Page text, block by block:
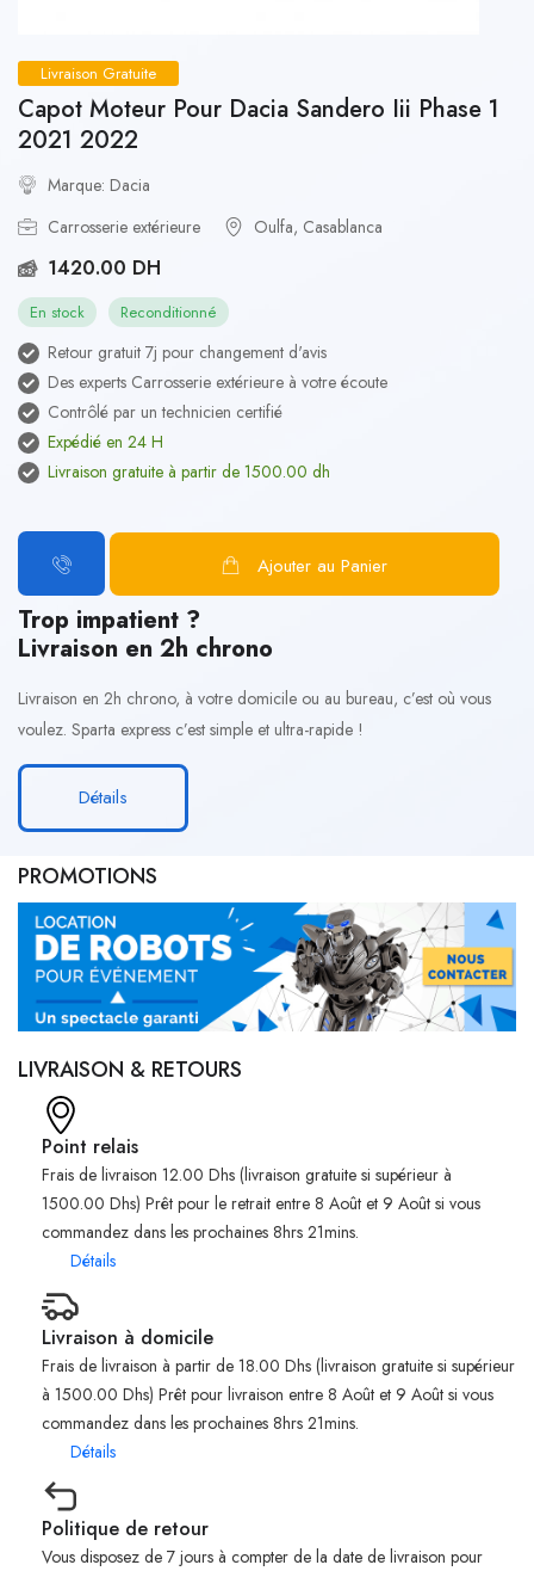
Livraison Gratuite
Capot Moteur Pour Dacia Sandero Iii Phase 1
2021 2022
Marque: Dacia
Carrosserie extérieure
Oulfa, Casablanca
1420.00 DH
En stock Reconditionné
Retour gratuit 7j pour changement d'avis
Des experts Carrosserie extérieure à votre écoute
Contrôlé par un technicien certifié
Expédié en 24 H
Livraison gratuite à partir de 1500.00 dh
Ajouter au Panier
Trop impatient ?
Livraison en 2h chrono
Livraison en 2h chrono, à votre domicile ou au bureau, c’est où vous
voulez. Sparta express c’est simple et ultra-rapide !
Détails
PROMOTIONS
LIVRAISON & RETOURS
Point relais
Frais de livraison 12.00 Dhs (livraison gratuite si supérieur à
1500.00 Dhs) Prêt pour le retrait entre 8 Août et 9 Août si vous
commandez dans les prochaines 8hrs 21mins.
Détails
Livraison à domicile
Frais de livraison à partir de 18.00 Dhs (livraison gratuite si supérieur
à 1500.00 Dhs) Prêt pour livraison entre 8 Août et 9 Août si vous
commandez dans les prochaines 8hrs 21mins.
Détails
Politique de retour
Vous disposez de 7 jours à compter de la date de livraison pour